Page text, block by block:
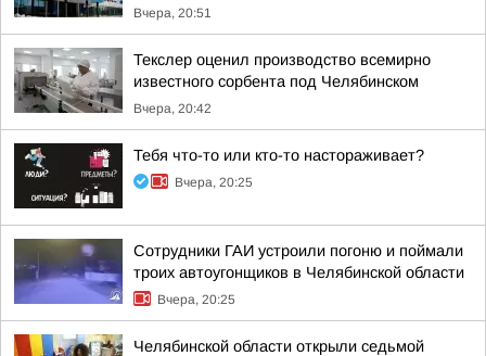
Вчера, 20:51
Текслер оценил производство всемирно
известного сорбента под Челябинском
Вчера, 20:42
Тебя что-то или кто-то настораживает?
Вчера, 20:25
Сотрудники ГАИ устроили погоню и поймали
троих автоугонщиков в Челябинской области
Вчера, 20:25
Челябинской области открыли седьмой